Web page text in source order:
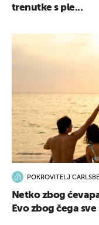
trenutke s ple...
POKROVITELJ
Netko zbog
Evo zbog čega